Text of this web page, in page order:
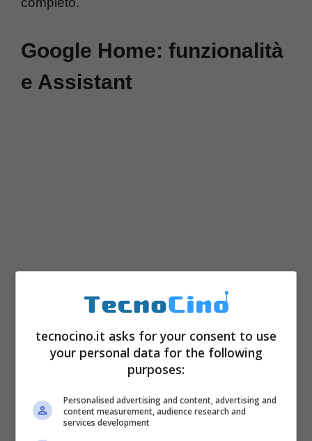
Google Home: funzionalità
e Assistant
Sono tantissime le funzionalità offerte da
HomeeAssistantvi sono la possibilità di
riprodurre la musica in streaming, da
YouTube, Spotify, Pandora e Google Music.
E’ possibile effettuare ricerche sul web su
Wikipedia e ottenere risposte vocali
tecnocino.it asks for your consent to use
your personal data for the following
purposes:
Personalised advertising and content, advertising and
content measurement, audience research and
services development